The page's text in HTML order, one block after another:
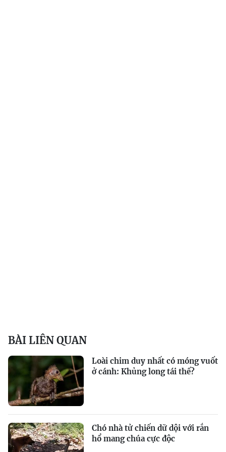
BÀI LIÊN QUAN
Loài chim duy nhất có móng vuốt
ở cánh: Khủng long tái thế?
Chó nhà tử chiến dữ dội với rắn
hổ mang chúa cực độc